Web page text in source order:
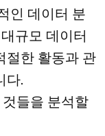
인 데이터 분
규모 데이터
절한 활동과 관
다.
들을 분석할